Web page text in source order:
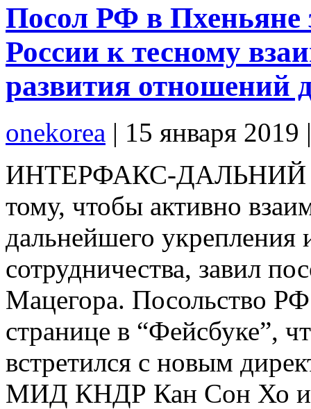
Посол РФ в Пхеньяне
России к тесному
развития отношений
onekorea | 15 января 2019
ИНТЕРФАКС-ДАЛЬНИЙ
тому, чтобы активно
дальнейшего укрепления
сотрудничества, завил
Мацегора. Посольство
странице в “Фейсбуке”,
встретился с новым
МИД КНДР Кан Сон Хо и